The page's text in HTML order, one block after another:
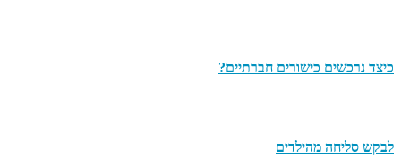
כיצד נרכשים כישורים חברתיים?
לבקש סליחה מהילדים